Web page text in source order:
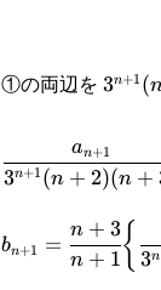
①の両辺を
(n+3)
3n+1 (
\cfrac{a_{n+1}}
{3^{n+1}(n+2)
3n+1 (n + 2)(n +
an+1
{n+1}\bigg\
bn+1 =
n + 1
n + 3{ 3n